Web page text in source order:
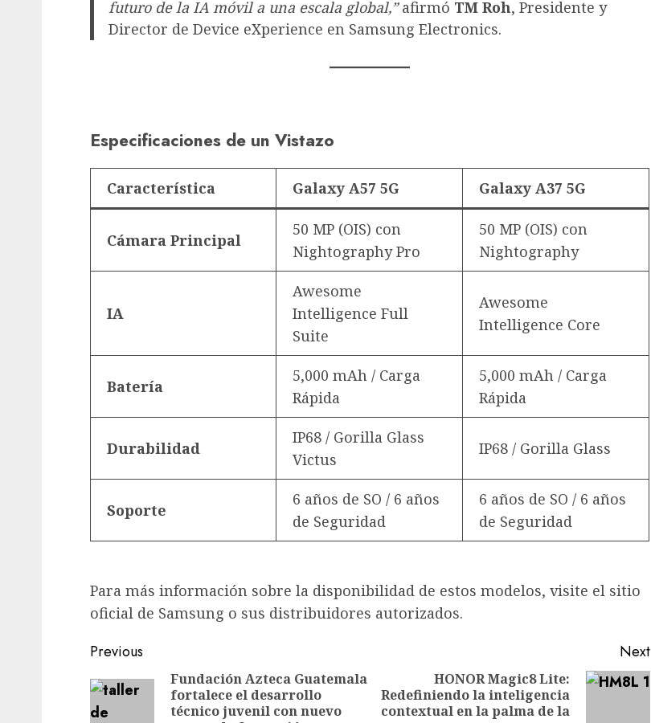
futuro de la IA móvil a una escala global,”afirmó TM Roh, Presidente y
Director de Device eXperience en Samsung Electronics.
Especificaciones de un Vistazo
Característica Galaxy A57 5G Galaxy A37 5G
Cámara Principal
50 MP (OIS) con
Nightography Pro
50 MP (OIS) con
Nightography
IA
Awesome
Intelligence Full
Suite
Awesome
Intelligence Core
Batería
5,000 mAh / Carga
Rápida
5,000 mAh / Carga
Rápida
Durabilidad
IP68 / Gorilla Glass
Victus
IP68 / Gorilla Glass
Soporte
6 años de SO / 6 años
de Seguridad
6 años de SO / 6 años
de Seguridad
Para más información sobre la disponibilidad de estos modelos, visite el sitio
oficial de Samsung o sus distribuidores autorizados.
Post
navigation
Previous
Previous
Fundación Azteca Guatemala
fortalece el desarrollo
técnico juvenil con nuevo
Next
Next
HONOR Magic8 Lite:
Redefiniendo la inteligencia
contextual en la palma de la